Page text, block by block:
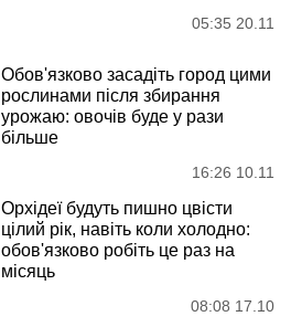
05:35 20.11
Обов'язково засадіть город цими
рослинами після збирання
урожаю: овочів буде у рази
більше
16:26 10.11
Орхідеї будуть пишно цвісти
цілий рік, навіть коли холодно:
обов'язково робіть це раз на
місяць
08:08 17.10